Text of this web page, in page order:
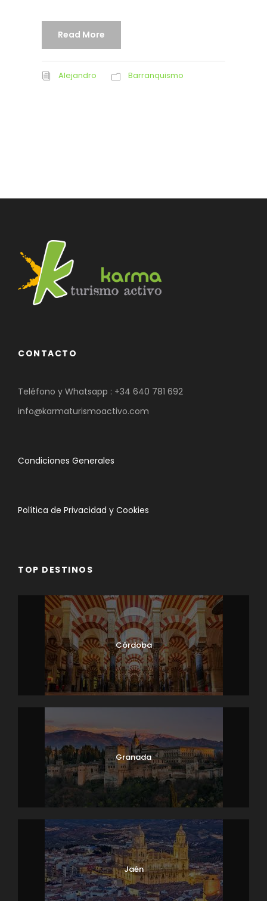
Read More
Alejandro Barranquismo
CONTACTO
Teléfono y Whatsapp : +34 640 781 692
info@karmaturismoactivo.com
Condiciones Generales
Política de Privacidad y Cookies
TOP DESTINOS
Córdoba
Granada
Jaén